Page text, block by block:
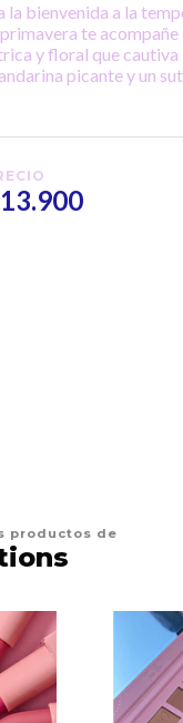
la bienvenida a la
te
y floral que cautiva
picante y un
productos de